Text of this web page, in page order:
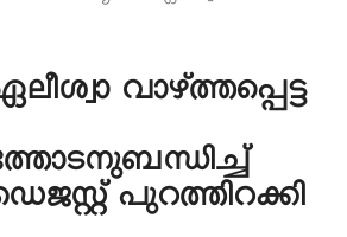
വാഴ്ത്തപ്പെട്ട
പുറത്തിറക്കി